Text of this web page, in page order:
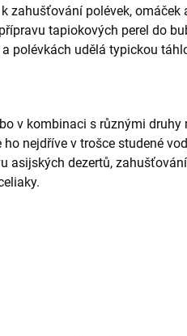
zahušťování polévek, omáček
tapiokových perel do
polévkách udělá typickou
v kombinaci s různými druhy
nejdříve v trošce studené
asijských dezertů,